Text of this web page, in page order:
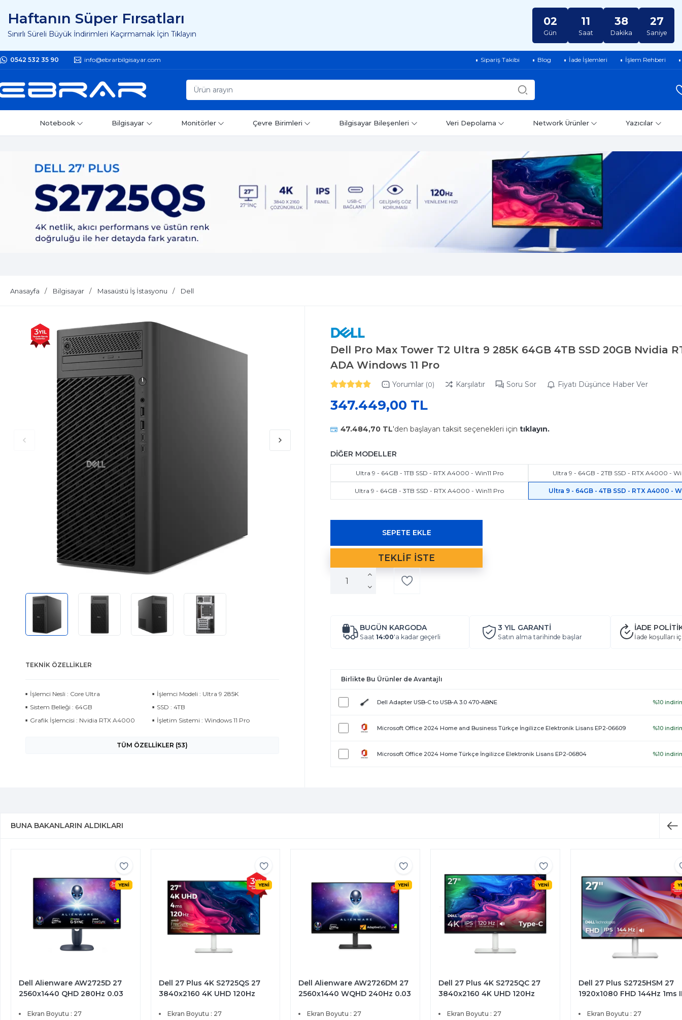
Haftanın Süper Fırsatları
Sınırlı Süreli Büyük İndirimleri Kaçırmamak İçin Tıklayın
02
Gün
11
Saat
38
Dakika
26
Saniye
0542 532 35 90 info@ebrarbilgisayar.com Sipariş Takibi Blog İade İşlemleri İşlem Rehberi
Notebook Bilgisayar Monitörler Çevre Birimleri Bilgisayar Bileşenleri Veri Depolama Network Ürünler Yazıcılar
Anasayfa Bilgisayar Masaüstü İş İstasyonu Dell
TEKNIK ÖZELLIKLER
İşlemci Nesli : Core Ultra
İşlemci Modeli : Ultra 9 285K
Sistem Belleği : 64GB
SSD : 4TB
Grafik İşlemcisi : Nvidia RTX A4000
İşletim Sistemi : Windows 11 Pro
TÜM ÖZELLİKLER (53)
Dell Pro Max Tower T2 Ultra 9 285K 64GB 4TB SSD 20GB Nvidia
ADA Windows 11 Pro
Yorumlar (0) Karşılatır Soru Sor Fiyatı Düşünce Haber Ver
347.449,00 TL
47.484,70 TL'den başlayan taksit seçenekleri için tıklayın.
DİĞER MODELLER
Ultra 9 - 64GB - 1TB SSD - RTX A4000 - Win11 Pro Ultra 9 - 64GB - 2TB SSD - RTX A4000 -
Ultra 9 - 64GB - 3TB SSD - RTX A4000 - Win11 Pro Ultra 9 - 64GB - 4TB SSD - RTX A4000 -
BUGÜN KARGODA
Saat 14:00'a kadar geçerli
3 YIL GARANTİ
Satın alma tarihinde başlar
İADE
İade koşulları
Birlikte Bu Ürünler de Avantajlı
Dell Adapter USB-C to USB-A 3.0 470-ABNE %10
Microsoft Office 2024 Home and Business Türkçe İngilizce Elektronik Lisans EP2-06609 %10
Microsoft Office 2024 Home Türkçe İngilizce Elektronik Lisans EP2-06804 %10
BUNA BAKANLARIN ALDIKLARI
YENİ
Dell Alienware AW2725D 27
2560x1440 QHD 280Hz 0.03
Black 400 QD-OLED Gaming
Ekran Boyutu : 27
YENİ
Dell 27 Plus 4K S2725QS 27
3840x2160 4K UHD 120Hz
Premium IPS Monitör
Ekran Boyutu : 27
YENİ
Dell Alienware AW2726DM 27
2560x1440 WQHD 240Hz 0.03
QD-OLED Gaming Monitör
Ekran Boyutu : 27
YENİ
Dell 27 Plus 4K S2725QC 27
3840x2160 4K UHD 120Hz
Premium IPS Monitör
Ekran Boyutu : 27
Dell 27 Plus S2725HSM 27
1920x1080 FHD 144Hz 1ms
Pivot Monitor
Ekran Boyutu : 27